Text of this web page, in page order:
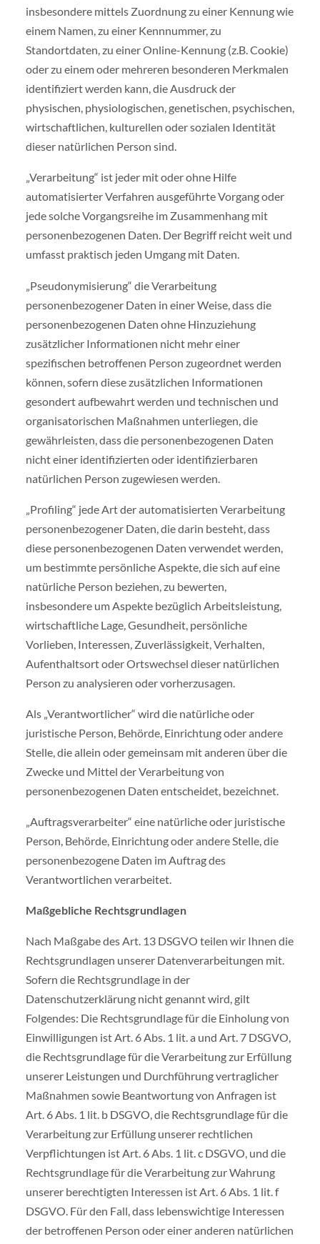
insbesondere mittels Zuordnung zu einer Kennung wie
einem Namen, zu einer Kennnummer, zu
Standortdaten, zu einer Online-Kennung (z.B. Cookie)
oder zu einem oder mehreren besonderen Merkmalen
identifiziert werden kann, die Ausdruck der
physischen, physiologischen, genetischen, psychischen,
wirtschaftlichen, kulturellen oder sozialen Identität
dieser natürlichen Person sind.
„Verarbeitung“ ist jeder mit oder ohne Hilfe
automatisierter Verfahren ausgeführte Vorgang oder
jede solche Vorgangsreihe im Zusammenhang mit
personenbezogenen Daten. Der Begriff reicht weit und
umfasst praktisch jeden Umgang mit Daten.
„Pseudonymisierung“ die Verarbeitung
personenbezogener Daten in einer Weise, dass die
personenbezogenen Daten ohne Hinzuziehung
zusätzlicher Informationen nicht mehr einer
spezifischen betroffenen Person zugeordnet werden
können, sofern diese zusätzlichen Informationen
gesondert aufbewahrt werden und technischen und
organisatorischen Maßnahmen unterliegen, die
gewährleisten, dass die personenbezogenen Daten
nicht einer identifizierten oder identifizierbaren
natürlichen Person zugewiesen werden.
„Profiling“ jede Art der automatisierten Verarbeitung
personenbezogener Daten, die darin besteht, dass
diese personenbezogenen Daten verwendet werden,
um bestimmte persönliche Aspekte, die sich auf eine
natürliche Person beziehen, zu bewerten,
insbesondere um Aspekte bezüglich Arbeitsleistung,
wirtschaftliche Lage, Gesundheit, persönliche
Vorlieben, Interessen, Zuverlässigkeit, Verhalten,
Aufenthaltsort oder Ortswechsel dieser natürlichen
Person zu analysieren oder vorherzusagen.
Als „Verantwortlicher“ wird die natürliche oder
juristische Person, Behörde, Einrichtung oder andere
Stelle, die allein oder gemeinsam mit anderen über die
Zwecke und Mittel der Verarbeitung von
personenbezogenen Daten entscheidet, bezeichnet.
„Auftragsverarbeiter“ eine natürliche oder juristische
Person, Behörde, Einrichtung oder andere Stelle, die
personenbezogene Daten im Auftrag des
Verantwortlichen verarbeitet.
Maßgebliche Rechtsgrundlagen
Nach Maßgabe des Art. 13 DSGVO teilen wir Ihnen die
Rechtsgrundlagen unserer Datenverarbeitungen mit.
Sofern die Rechtsgrundlage in der
Datenschutzerklärung nicht genannt wird, gilt
Folgendes: Die Rechtsgrundlage für die Einholung von
Einwilligungen ist Art. 6 Abs. 1 lit. a und Art. 7 DSGVO,
die Rechtsgrundlage für die Verarbeitung zur Erfüllung
unserer Leistungen und Durchführung vertraglicher
Maßnahmen sowie Beantwortung von Anfragen ist
Art. 6 Abs. 1 lit. b DSGVO, die Rechtsgrundlage für die
Verarbeitung zur Erfüllung unserer rechtlichen
Verpflichtungen ist Art. 6 Abs. 1 lit. c DSGVO, und die
Rechtsgrundlage für die Verarbeitung zur Wahrung
unserer berechtigten Interessen ist Art. 6 Abs. 1 lit. f
DSGVO. Für den Fall, dass lebenswichtige Interessen
der betroffenen Person oder einer anderen natürlichen